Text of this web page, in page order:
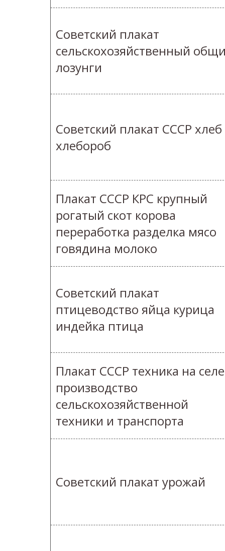
Советский плакат
сельскохозяйственный
лозунги
Советский плакат СССР хлеб
хлебороб
Плакат СССР КРС крупный
рогатый скот корова
переработка разделка мясо
говядина молоко
Советский плакат
птицеводство яйца курица
индейка птица
Плакат СССР техника на селе
производство
сельскохозяйственной
техники и транспорта
Советский плакат урожай